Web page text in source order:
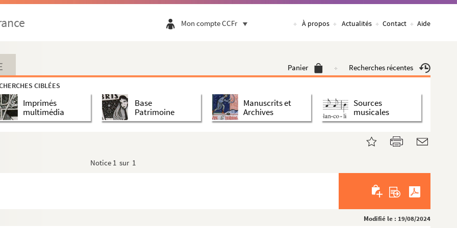
Mon compte CCFr À propos Actualités Contact Aide
Panier Recherches récentes
CIBLÉES
Imprimés
multimédia
Base
Patrimoine
Manuscrits et
Archives
Sources
musicales
Notice 1 sur 1
Modifié le : 19/08/2024